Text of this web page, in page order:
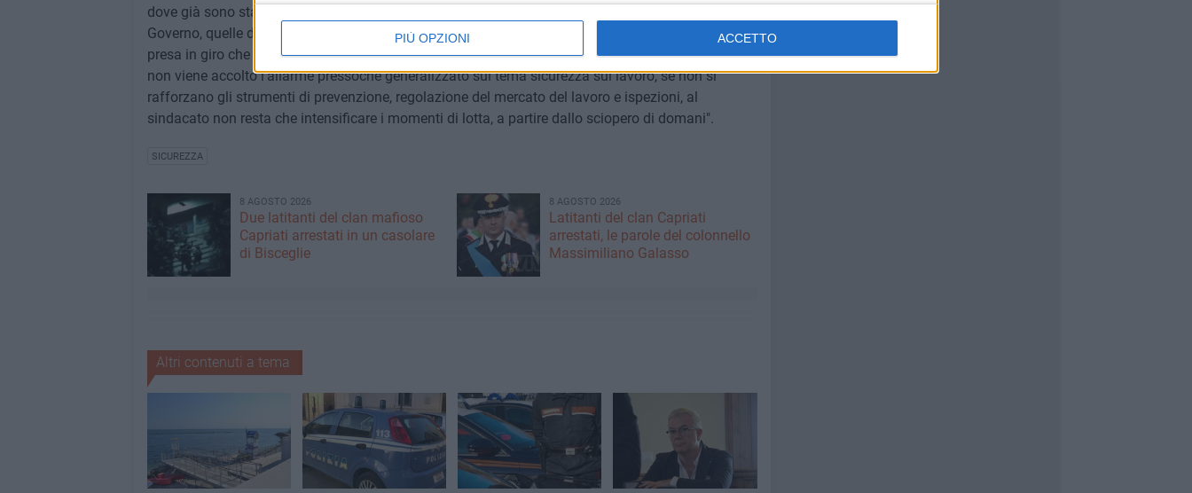
PIÙ OPZIONI ACCETTO
dove già sono state accertate violazione delle leggi e infortuni. Ma qui siamo al paradosso di un
Governo, quelle delle destre, che propone ispezioni concordate con i consulenti delle imprese, una
presa in giro che stride con l'indignazione che segue un evento terribile come quello di Firenze. Se
non viene accolto l'allarme pressoché generalizzato sul tema sicurezza sul lavoro, se non si
rafforzano gli strumenti di prevenzione, regolazione del mercato del lavoro e ispezioni, al
sindacato non resta che intensificare i momenti di lotta, a partire dallo sciopero di domani".
SICUREZZA
8 AGOSTO 2026
Due latitanti del clan mafioso
Capriati arrestati in un casolare
di Bisceglie
8 AGOSTO 2026
Latitanti del clan Capriati
arrestati, le parole del colonnello
Massimiliano Galasso
Altri contenuti a tema